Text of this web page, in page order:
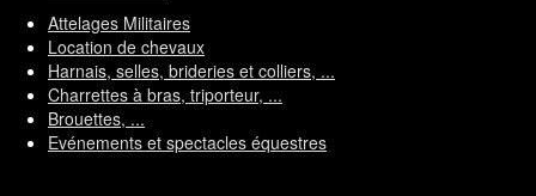
Attelages Militaires
Location de chevaux
Harnais, selles, brideries et colliers, ...
Charrettes à bras, triporteur, ...
Brouettes, ...
Evénements et spectacles équestres